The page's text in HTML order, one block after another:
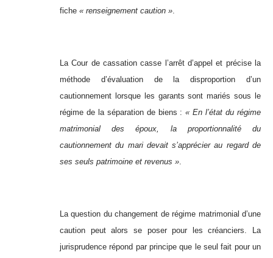
fiche « renseignement caution ».
La Cour de cassation casse l’arrêt d’appel et précise la
méthode d’évaluation de la disproportion d’un
cautionnement lorsque les garants sont mariés sous le
régime de la séparation de biens :« En l’état du régime
matrimonial des époux, la proportionnalité du
cautionnement du mari devait s’apprécier au regard de
ses seuls patrimoine et revenus ».
La question du changement de régime matrimonial d’une
caution peut alors se poser pour les créanciers. La
jurisprudence répond par principe que le seul fait pour un